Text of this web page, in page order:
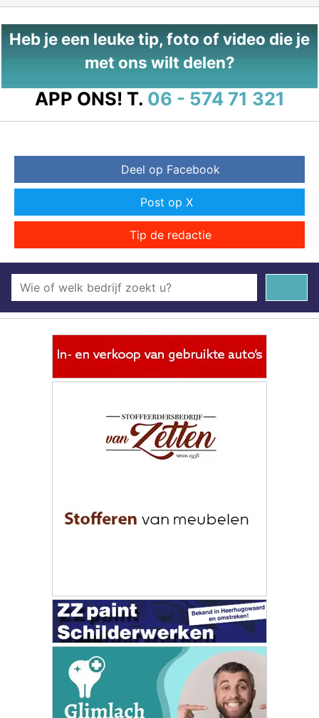
Heb je een leuke tip, foto of video die je
met ons wilt delen?
APP ONS! T. 06 - 574 71 321
Deel op Facebook
Post op X
Tip de redactie